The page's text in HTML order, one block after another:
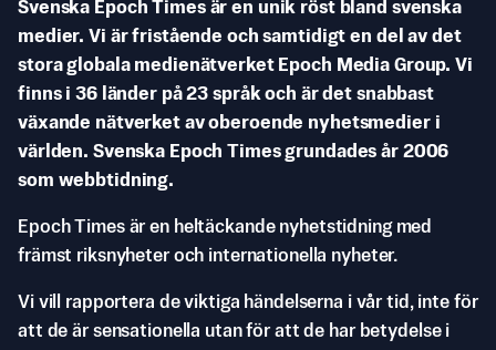
Svenska Epoch Times är en unik röst bland svenska
medier. Vi är fristående och samtidigt en del av det
stora globala medienätverket Epoch Media Group. Vi
finns i 36 länder på 23 språk och är det snabbast
växande nätverket av oberoende nyhetsmedier i
världen. Svenska Epoch Times grundades år 2006
som webbtidning.
Epoch Times är en heltäckande nyhetstidning med
främst riksnyheter och internationella nyheter.
Vi vill rapportera de viktiga händelserna i vår tid, inte för
att de är sensationella utan för att de har betydelse i